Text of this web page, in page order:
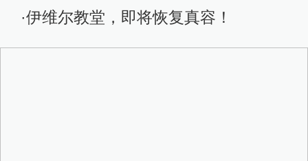
·伊维尔教堂，即将恢复真容！